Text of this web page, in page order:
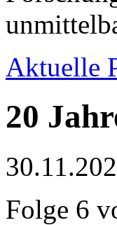
Aktuelle
20
Folge 6